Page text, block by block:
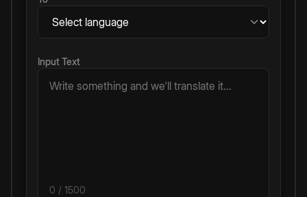
Input Text
0 / 1500